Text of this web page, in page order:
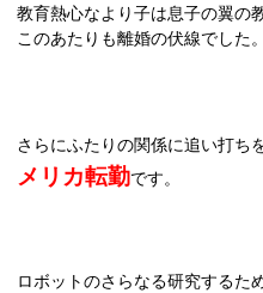
教育熱心なより子は息子の翼の
このあたりも離婚の伏線でした。
さらにふたりの関係に追い打ち
メリカ転勤です。
ロボットのさらなる研究するた